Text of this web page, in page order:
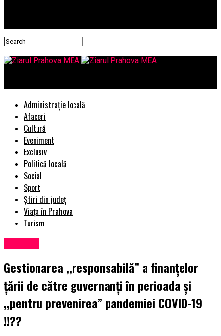
Administrație locală
Afaceri
Cultură
Eveniment
Exclusiv
Politică locală
Social
Sport
Știri din județ
Viața în Prahova
Turism
Gestionarea ,,responsabilă” a finanțelor
țării de către guvernanți în perioada și
,,pentru prevenirea” pandemiei COVID-19
!!??